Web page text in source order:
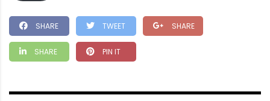
SHARE TWEET SHARE
SHARE PIN IT